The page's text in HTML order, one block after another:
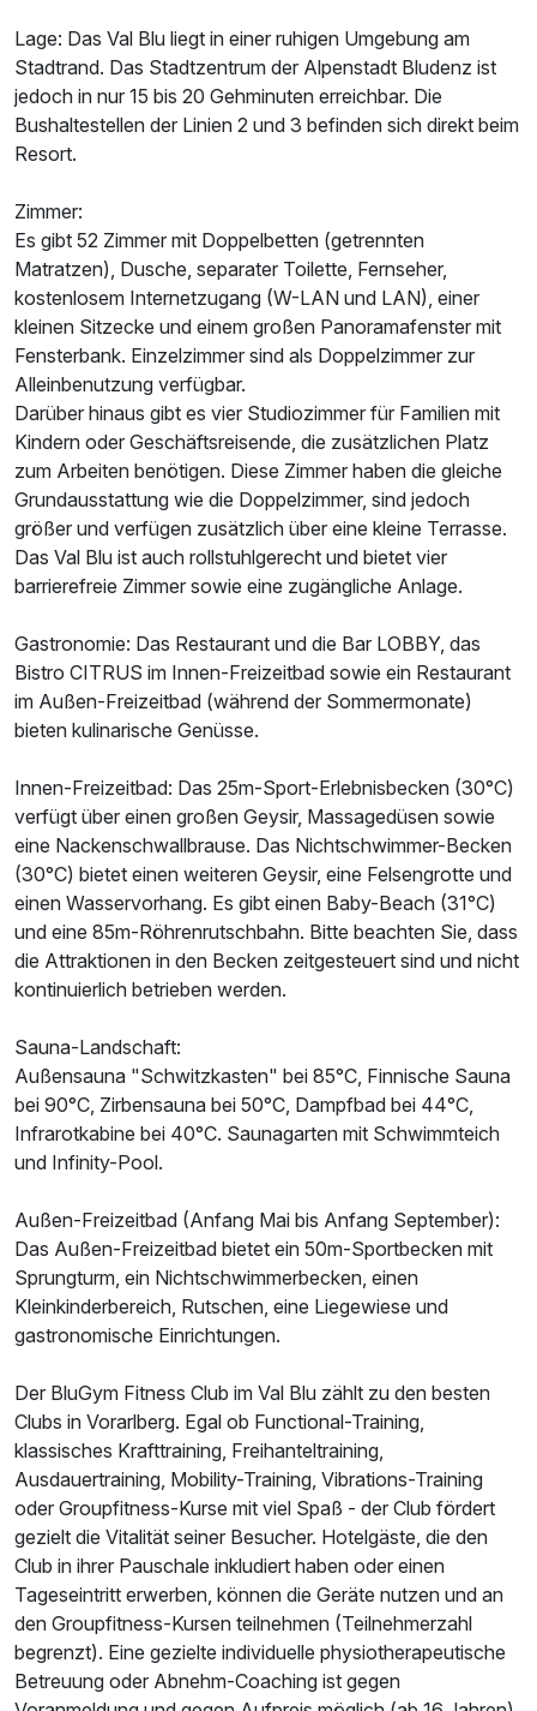
Doppelzimmer zur Einzelnutzung
Ausstattung
Für 4 Tage p.P. ab426,00 €
Lage: Das Val Blu liegt in einer ruhigen Umgebung am
Stadtrand. Das Stadtzentrum der Alpenstadt Bludenz ist
jedoch in nur 15 bis 20 Gehminuten erreichbar. Die
Bushaltestellen der Linien 2 und 3 befinden sich direkt beim
Resort.
Zimmer:
Es gibt 52 Zimmer mit Doppelbetten (getrennten
Matratzen), Dusche, separater Toilette, Fernseher,
kostenlosem Internetzugang (W-LAN und LAN), einer
kleinen Sitzecke und einem großen Panoramafenster mit
Fensterbank. Einzelzimmer sind als Doppelzimmer zur
Alleinbenutzung verfügbar.
Darüber hinaus gibt es vier Studiozimmer für Familien mit
Kindern oder Geschäftsreisende, die zusätzlichen Platz
zum Arbeiten benötigen. Diese Zimmer haben die gleiche
Grundausstattung wie die Doppelzimmer, sind jedoch
größer und verfügen zusätzlich über eine kleine Terrasse.
Das Val Blu ist auch rollstuhlgerecht und bietet vier
barrierefreie Zimmer sowie eine zugängliche Anlage.
Gastronomie: Das Restaurant und die Bar LOBBY, das
Bistro CITRUS im Innen-Freizeitbad sowie ein Restaurant
im Außen-Freizeitbad (während der Sommermonate)
bieten kulinarische Genüsse.
Innen-Freizeitbad: Das 25m-Sport-Erlebnisbecken (30°C)
verfügt über einen großen Geysir, Massagedüsen sowie
eine Nackenschwallbrause. Das Nichtschwimmer-Becken
(30°C) bietet einen weiteren Geysir, eine Felsengrotte und
einen Wasservorhang. Es gibt einen Baby-Beach (31°C)
und eine 85m-Röhrenrutschbahn. Bitte beachten Sie, dass
die Attraktionen in den Becken zeitgesteuert sind und nicht
kontinuierlich betrieben werden.
Sauna-Landschaft:
Außensauna "Schwitzkasten" bei 85°C, Finnische Sauna
bei 90°C, Zirbensauna bei 50°C, Dampfbad bei 44°C,
Infrarotkabine bei 40°C. Saunagarten mit Schwimmteich
und Infinity-Pool.
Außen-Freizeitbad (Anfang Mai bis Anfang September):
Das Außen-Freizeitbad bietet ein 50m-Sportbecken mit
Sprungturm, ein Nichtschwimmerbecken, einen
Kleinkinderbereich, Rutschen, eine Liegewiese und
gastronomische Einrichtungen.
Der BluGym Fitness Club im Val Blu zählt zu den besten
Clubs in Vorarlberg. Egal ob Functional-Training,
klassisches Krafttraining, Freihanteltraining,
Ausdauertraining, Mobility-Training, Vibrations-Training
oder Groupfitness-Kurse mit viel Spaß - der Club fördert
gezielt die Vitalität seiner Besucher. Hotelgäste, die den
Club in ihrer Pauschale inkludiert haben oder einen
Tageseintritt erwerben, können die Geräte nutzen und an
den Groupfitness-Kursen teilnehmen (Teilnehmerzahl
begrenzt). Eine gezielte individuelle physiotherapeutische
Betreuung oder Abnehm-Coaching ist gegen